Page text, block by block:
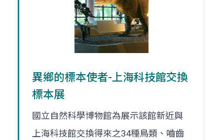
異鄉的標本使者-上海科技館交換
標本展
國立自然科學博物館為展示該館新近與
上海科技館交換得來之34種鳥類、嚙齒